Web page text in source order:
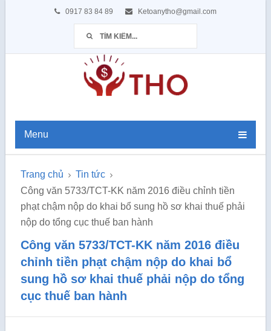
0917 83 84 89 Ketoanytho@gmail.com
Menu
Trang chủ
Tin tức
Công văn 5733/TCT-KK năm 2016 điều chỉnh tiền
phạt chậm nộp do khai bổ sung hồ sơ khai thuế phải
nộp do tổng cục thuế ban hành
Công văn 5733/TCT-KK năm 2016 điều
chỉnh tiền phạt chậm nộp do khai bổ
sung hồ sơ khai thuế phải nộp do tổng
cục thuế ban hành